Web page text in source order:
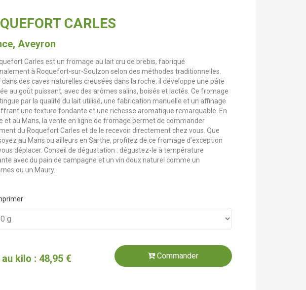
CARLES
Aveyron
Carles est un fromage au lait cru de brebis, fabriqué
à Roquefort-sur-Soulzon selon des méthodes traditionnelles.
des caves naturelles creusées dans la roche, il développe une pâte
au goût puissant, avec des arômes salins, boisés et lactés. Ce fromage
par la qualité du lait utilisé, une fabrication manuelle et un affinage
une texture fondante et une richesse aromatique remarquable. En
et au Mans, la vente en ligne de fromage permet de commander
du Roquefort Carles et de le recevoir directement chez vous. Que
au Mans ou ailleurs en Sarthe, profitez de ce fromage d’exception
déplacer. Conseil de dégustation : dégustez-le à température
avec du pain de campagne et un vin doux naturel comme un
ou un Maury.
kilo : 48,95 € Commander